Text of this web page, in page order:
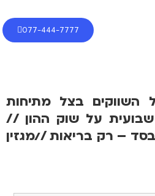
077-444-7777
השווקים בצל מתיחות
שבועית על שוק ההון //
– רק בריאות //מגזין